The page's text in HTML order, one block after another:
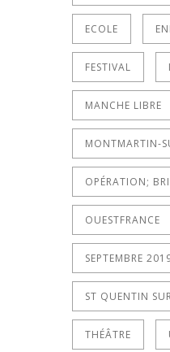
ECOLE
FESTIVAL
MANCHE LIBRE
MONTMARTIN-
OPÉRATION;
OUESTFRANCE
SEPTEMBRE
ST QUENTIN
THÉÂTRE